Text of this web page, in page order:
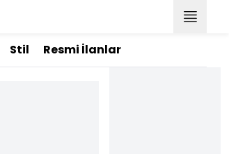
Stil Resmi İlanlar